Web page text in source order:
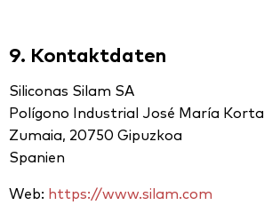
9. Kontaktdaten
Siliconas Silam SA
Polígono Industrial José María Korta
Zumaia, 20750 Gipuzkoa
Spanien
Web: https://www.silam.com